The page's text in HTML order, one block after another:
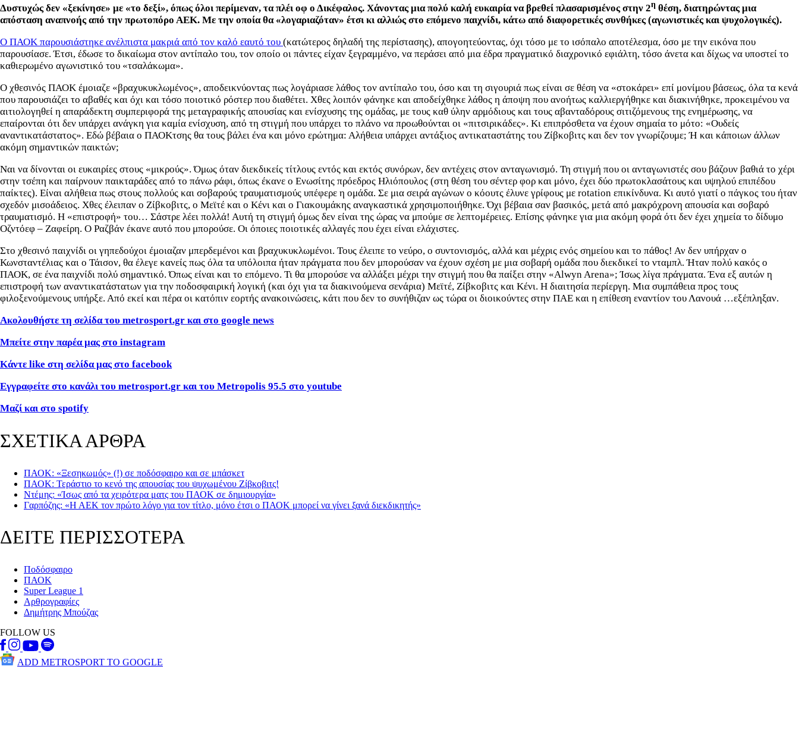
Δυστυχώς δεν «ξεκίνησε» με «το δεξί», όπως όλοι περίμεναν, τα πλέι οφ ο Δικέφαλος. Χάνοντας μια πολύ καλή ευκαιρία να βρεθεί πλασαρισμένος στην 2η θέση, διατηρώντας μια
απόσταση αναπνοής από την πρωτοπόρο ΑΕΚ. Με την οποία θα «λογαριαζόταν» έτσι κι αλλιώς στο επόμενο παιχνίδι, κάτω από διαφορετικές συνθήκες (αγωνιστικές και ψυχολογικές).
Ο ΠΑΟΚ παρουσιάστηκε ανέλπιστα μακριά από τον καλό εαυτό του (κατώτερος δηλαδή της περίστασης), απογοητεύοντας, όχι τόσο με το ισόπαλο αποτέλεσμα, όσο με την εικόνα που
παρουσίασε. Έτσι, έδωσε το δικαίωμα στον αντίπαλο του, τον οποίο οι πάντες είχαν ξεγραμμένο, να περάσει από μια έδρα πραγματικό διαχρονικό εφιάλτη, τόσο άνετα και δίχως να υποστεί το
καθιερωμένο αγωνιστικό του «τσαλάκωμα».
Ο χθεσινός ΠΑΟΚ έμοιαζε «βραχυκυκλωμένος», αποδεικνύοντας πως λογάριασε λάθος τον αντίπαλο του, όσο και τη σιγουριά πως είναι σε θέση να «στοκάρει» επί μονίμου βάσεως, όλα τα κενά
που παρουσιάζει το αβαθές και όχι και τόσο ποιοτικό ρόστερ που διαθέτει. Χθες λοιπόν φάνηκε και αποδείχθηκε λάθος η άποψη που ανοήτως καλλιεργήθηκε και διακινήθηκε, προκειμένου να
αιτιολογηθεί η απαράδεκτη συμπεριφορά της μεταγραφικής απουσίας και ενίσχυσης της ομάδας, με τους καθ ύλην αρμόδιους και τους αβανταδόρους σιτιζόμενους της ενημέρωσης, να
επαίρονται ότι δεν υπάρχει ανάγκη για καμία ενίσχυση, από τη στιγμή που υπάρχει το πλάνο να προωθούνται οι «πιτσιρικάδες». Κι επιπρόσθετα να έχουν σημαία το μότο: «Ουδείς
αναντικατάστατος». Εδώ βέβαια ο ΠΑΟΚτσης θα τους βάλει ένα και μόνο ερώτημα: Αλήθεια υπάρχει αντάξιος αντικαταστάτης του Ζίβκοβιτς και δεν τον γνωρίζουμε; Ή και κάποιων άλλων
ακόμη σημαντικών παικτών;
Ναι να δίνονται οι ευκαιρίες στους «μικρούς». Όμως όταν διεκδικείς τίτλους εντός και εκτός συνόρων, δεν αντέχεις στον ανταγωνισμό. Τη στιγμή που οι ανταγωνιστές σου βάζουν βαθιά το χέρι
στην τσέπη και παίρνουν παικταράδες από το πάνω ράφι, όπως έκανε ο Ενωσίτης πρόεδρος Ηλιόπουλος (στη θέση του σέντερ φορ και μόνο, έχει δύο πρωτοκλασάτους και υψηλού επιπέδου
παίκτες). Είναι αλήθεια πως στους πολλούς και σοβαρούς τραυματισμούς υπέφερε η ομάδα. Σε μια σειρά αγώνων ο κόουτς έλυνε γρίφους με rotation επικίνδυνα. Κι αυτό γιατί ο πάγκος του ήταν
σχεδόν μισοάδειος. Χθες έλειπαν ο Ζίβκοβιτς, ο Μεϊτέ και ο Κένι και ο Γιακουμάκης αναγκαστικά χρησιμοποιήθηκε. Όχι βέβαια σαν βασικός, μετά από μακρόχρονη απουσία και σοβαρό
τραυματισμό. Η «επιστροφή» του… Σάστρε λέει πολλά! Αυτή τη στιγμή όμως δεν είναι της ώρας να μπούμε σε λεπτομέρειες. Επίσης φάνηκε για μια ακόμη φορά ότι δεν έχει χημεία το δίδυμο
Οζντόεφ – Ζαφείρη. Ο Ραζβάν έκανε αυτό που μπορούσε. Οι όποιες ποιοτικές αλλαγές που έχει είναι ελάχιστες.
Στο χθεσινό παιχνίδι οι γηπεδούχοι έμοιαζαν μπερδεμένοι και βραχυκυκλωμένοι. Τους έλειπε το νεύρο, ο συντονισμός, αλλά και μέχρις ενός σημείου και το πάθος! Αν δεν υπήρχαν ο
Κωνσταντέλιας και ο Τάισον, θα έλεγε κανείς πως όλα τα υπόλοιπα ήταν πράγματα που δεν μπορούσαν να έχουν σχέση με μια σοβαρή ομάδα που διεκδικεί το νταμπλ. Ήταν πολύ κακός ο
ΠΑΟΚ, σε ένα παιχνίδι πολύ σημαντικό. Όπως είναι και το επόμενο. Τι θα μπορούσε να αλλάξει μέχρι την στιγμή που θα παίξει στην «Alwyn Arena»; Ίσως λίγα πράγματα. Ένα εξ αυτών η
επιστροφή των αναντικατάστατων για την ποδοσφαιρική λογική (και όχι για τα διακινούμενα σενάρια) Μεϊτέ, Ζίβκοβιτς και Κένι. Η διαιτησία περίεργη. Μια συμπάθεια προς τους
φιλοξενούμενους υπήρξε. Από εκεί και πέρα οι κατόπιν εορτής ανακοινώσεις, κάτι που δεν το συνήθιζαν ως τώρα οι διοικούντες στην ΠΑΕ και η επίθεση εναντίον του Λανουά …εξέπληξαν.
Ακολουθήστε τη σελίδα του metrosport.gr και στο google news
Μπείτε στην παρέα μας στο instagram
Κάντε like στη σελίδα μας στο facebook
Εγγραφείτε στο κανάλι του metrosport.gr και του Metropolis 95.5 στο youtube
Μαζί και στο spotify
ΣΧΕΤΙΚΑ ΑΡΘΡΑ
ΠΑΟΚ: «Ξεσηκωμός» (!) σε ποδόσφαιρο και σε μπάσκετ
ΠΑΟΚ: Τεράστιο το κενό της απουσίας του ψυχωμένου Ζίβκοβιτς!
Ντέμης: «Ίσως από τα χειρότερα ματς του ΠΑΟΚ σε δημιουργία »
Γαρπόζης: «Η ΑΕΚ τον πρώτο λόγο για τον τίτλο, μόνο έτσι ο ΠΑΟΚ μπορεί να γίνει ξανά διεκδικητής»
ΔΕΙΤΕ ΠΕΡΙΣΣΟΤΕΡΑ
Ποδόσφαιρο
ΠΑΟΚ
Super League 1
Αρθρογραφίες
Δημήτρης Μπούζας
FOLLOW US
ADD METROSPORT TO GOOGLE